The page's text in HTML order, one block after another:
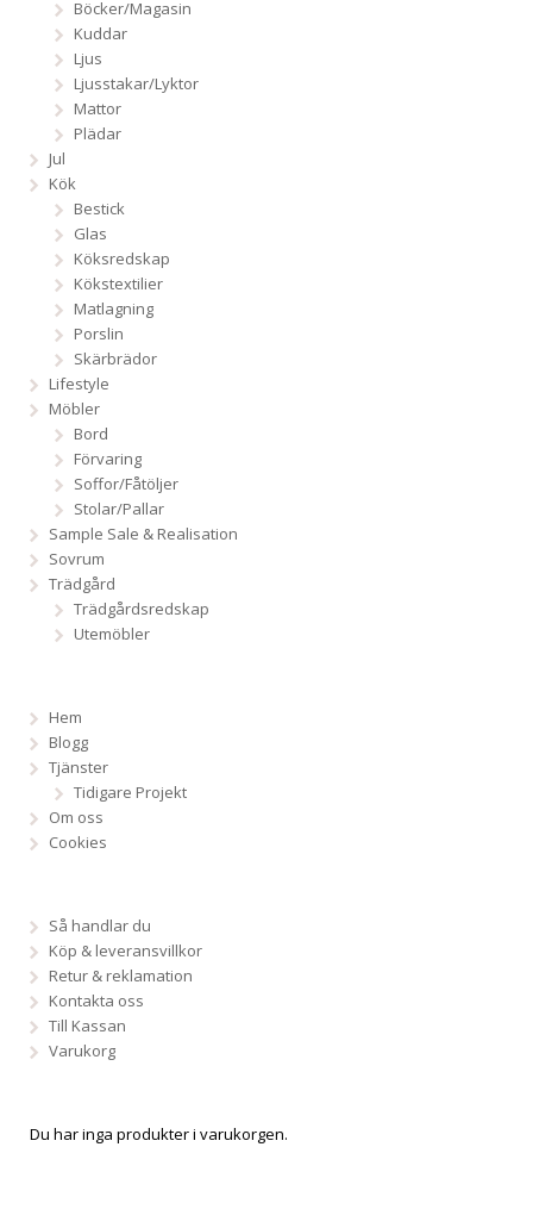
Böcker/Magasin
Kuddar
Ljus
Ljusstakar/Lyktor
Mattor
Plädar
Jul
Kök
Bestick
Glas
Köksredskap
Kökstextilier
Matlagning
Porslin
Skärbrädor
Lifestyle
Möbler
Bord
Förvaring
Soffor/Fåtöljer
Stolar/Pallar
Sample Sale & Realisation
Sovrum
Trädgård
Trädgårdsredskap
Utemöbler
Hem
Blogg
Tjänster
Tidigare Projekt
Om oss
Cookies
Så handlar du
Köp & leveransvillkor
Retur & reklamation
Kontakta oss
Till Kassan
Varukorg
Du har inga produkter i varukorgen.